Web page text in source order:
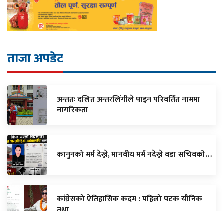
ताजा अपडेट
अन्ततः दलित अन्तरलिंगीले पाइन परिवर्तित नाममा
नागरिकता
कानुनको मर्म देख्ने, मानवीय मर्म नदेख्ने वडा सचिवको…
कांग्रेसको ऐतिहासिक कदम : पहिलो पटक यौनिक